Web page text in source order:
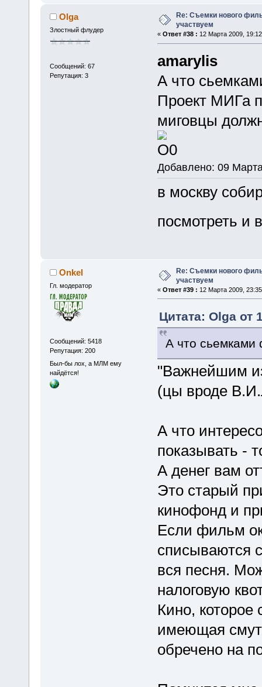
Olga
Злостный флудер
Сообщений: 67
Репутация: 3
Re: Съемки нового
участвуем
« Ответ #38 : 12 Марта 2009,
amarylis
А что
Проект МИГа
миговцы
Добавлено: 09
в москву
посмотреть
Onkel
Гл. модератор
Сообщений: 5418
Репутация: 200
Был-бы лох, а МЛМ ему
найдётся!
Re: Съемки нового
участвуем
« Ответ #39 : 12 Марта 2009,
Цитата: Olga от
А что сьемками
"Важнейшим
(цы вроде
А что
показывать -
А денег вам
Это старый
кинофонд и
Если фильм
списываются
вся песня.
налоговую
Кино,
имеющая
обречено на